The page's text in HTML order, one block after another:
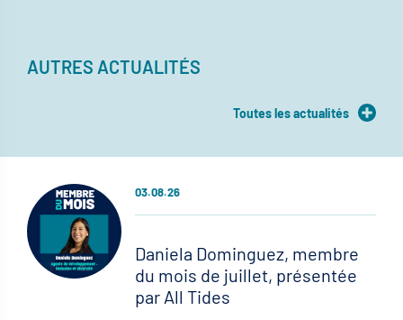
AUTRES ACTUALITÉS
Toutes les actualités
03.08.26
Daniela Dominguez, membre
du mois de juillet, présentée
par All Tides